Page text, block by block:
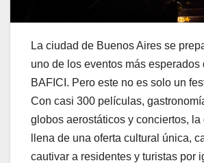
La ciudad de Buenos Aires se
uno de los eventos más esperados
BAFICI. Pero este no es solo un
Con casi 300 películas,
globos aerostáticos y conciertos, la
llena de una oferta cultural única,
cautivar a residentes y turistas por